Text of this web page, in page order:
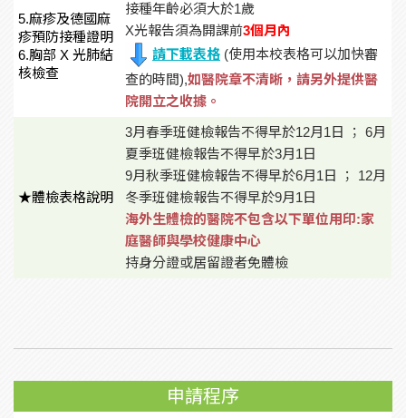
5.麻疹及德國麻
疹預防接種證明
6.胸部 X 光肺結
核檢查
接種年齡必須大於1歲
X光報告須為開課前3個月內
請下載表格 (使用本校表格可以加快審
查的時間),如醫院章不清晰，請另外提供醫
院開立之收據。
★體檢表格說明
3月春季班健檢報告不得早於12月1日 ； 6月
夏季班健檢報告不得早於3月1日
9月秋季班健檢報告不得早於6月1日 ； 12月
冬季班健檢報告不得早於9月1日
海外生體檢的醫院不包含以下單位用印:家
庭醫師與學校健康中心
持身分證或居留證者免體檢
申請程序